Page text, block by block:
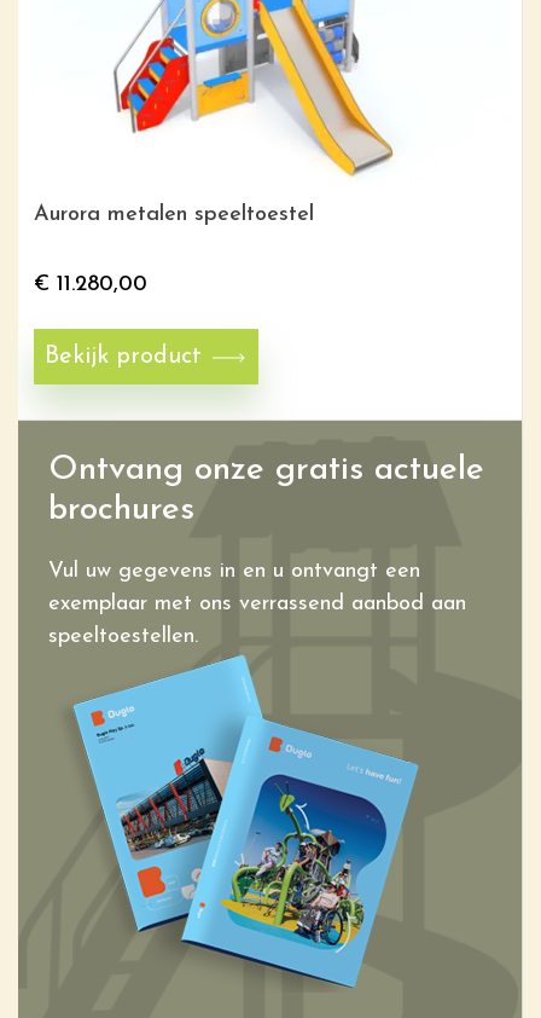
Aurora metalen speeltoestel
€ 11.280,00
Bekijk product
Ontvang onze gratis actuele
brochures
Vul uw gegevens in en u ontvangt een
exemplaar met ons verrassend aanbod aan
speeltoestellen.